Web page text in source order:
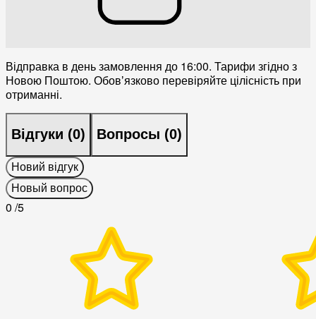
Відправка в день замовлення до 16:00. Тарифи згідно з
Новою Поштою. Обовʼязково перевіряйте цілісність при
отриманні.
Відгуки (0) Вопросы (0)
Новий відгук
Новый вопрос
0 /5